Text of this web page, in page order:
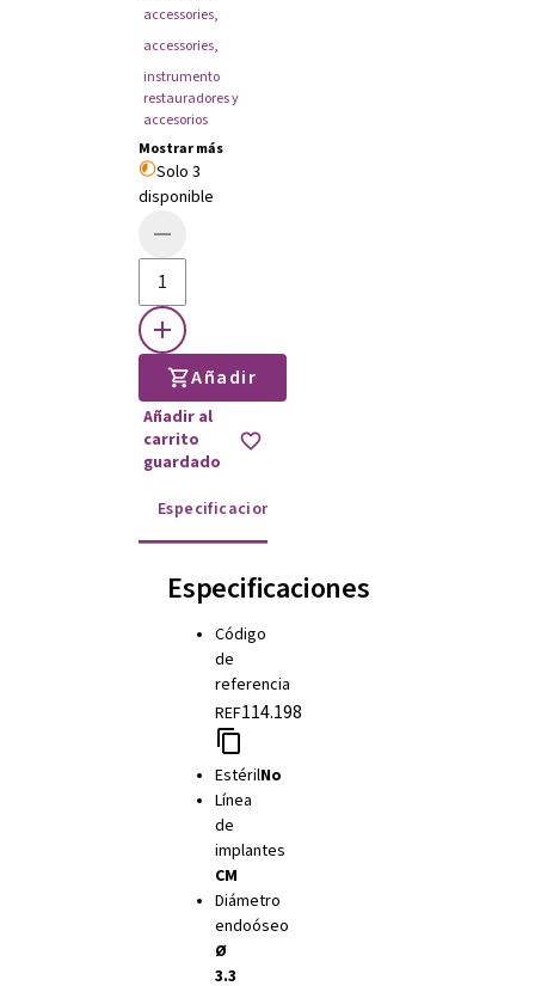
accessories,
accessories,
instrumento
restauradores y
accesorios
Mostrar más
Solo 3
disponible
Añadir
Añadir al
carrito
guardado
Especificaciones
Especificaciones
Código
de
referencia
REF114.198
EstérilNo
Línea
de
implantes
CM
Diámetro
endoóseo
Ø
3.3